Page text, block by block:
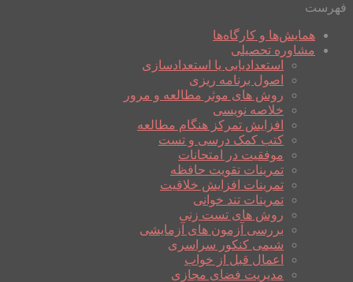
فهرست
همایش‌ها و کارگاه‌ها
مشاوره تحصیلی
استعدادیابی یا استعدادسازی
اصول برنامه ریزی
روش های موثر مطالعه و مرور
خلاصه نویسی
افزایش تمرکز هنگام مطالعه
کتب کمک درسی و تست
موفقیت در امتحانات
تمرینات تقویت حافظه
تمرینات افزایش خلاقیت
تمرینات تند خوانی
روش های تست زنی
بررسی آزمون های آزمایشی
شیمی کنکور سراسری
اعمال قبل از خواب
مدیریت فضای مجازی